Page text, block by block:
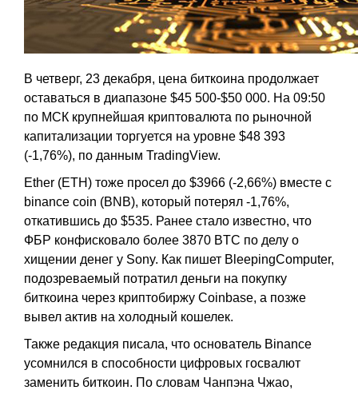
В четверг, 23 декабря, цена биткоина продолжает
оставаться в диапазоне $45 500-$50 000. На 09:50
по МСК крупнейшая криптовалюта по рыночной
капитализации торгуется на уровне $48 393
(-1,76%), по данным TradingView.
Ether (ETH) тоже просел до $3966 (-2,66%) вместе с
binance coin (BNB), который потерял -1,76%,
откатившись до $535. Ранее стало известно, что
ФБР конфисковало более 3870 BTC по делу о
хищении денег у Sony. Как пишет BleepingComputer,
подозреваемый потратил деньги на покупку
биткоина через криптобиржу Coinbase, а позже
вывел актив на холодный кошелек.
Также редакция писала, что основатель Binance
усомнился в способности цифровых госвалют
заменить биткоин. По словам Чанпэна Чжао,